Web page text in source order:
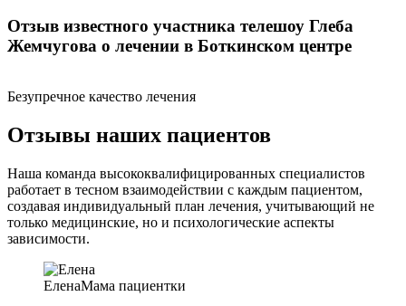
Отзыв известного участника телешоу Глеба
Жемчугова о лечении в Боткинском центре
Безупречное качество лечения
Отзывы наших пациентов
Наша команда высококвалифицированных специалистов
работает в тесном взаимодействии с каждым пациентом,
создавая индивидуальный план лечения, учитывающий не
только медицинские, но и психологические аспекты
зависимости.
ЕленаМама пациентки